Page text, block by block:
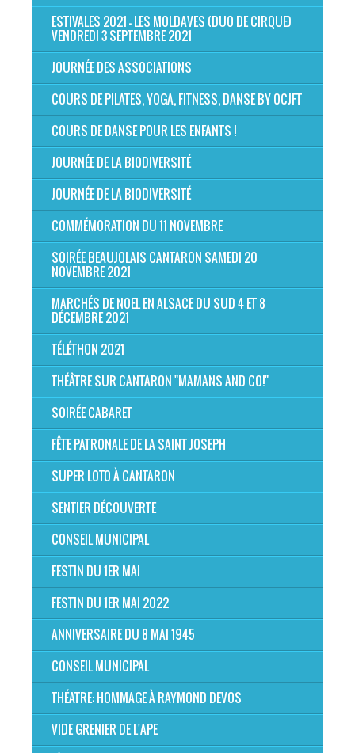
ESTIVALES 2021 - LES MOLDAVES (DUO DE CIRQUE)
VENDREDI 3 SEPTEMBRE 2021
JOURNÉE DES ASSOCIATIONS
COURS DE PILATES, YOGA, FITNESS, DANSE BY OCJFT
COURS DE DANSE POUR LES ENFANTS !
JOURNÉE DE LA BIODIVERSITÉ
JOURNÉE DE LA BIODIVERSITÉ
COMMÉMORATION DU 11 NOVEMBRE
SOIRÉE BEAUJOLAIS CANTARON SAMEDI 20
NOVEMBRE 2021
MARCHÉS DE NOEL EN ALSACE DU SUD 4 ET 8
DÉCEMBRE 2021
TÉLÉTHON 2021
THÉÂTRE SUR CANTARON "MAMANS AND CO!"
SOIRÉE CABARET
FÊTE PATRONALE DE LA SAINT JOSEPH
SUPER LOTO À CANTARON
SENTIER DÉCOUVERTE
CONSEIL MUNICIPAL
FESTIN DU 1ER MAI
FESTIN DU 1ER MAI 2022
ANNIVERSAIRE DU 8 MAI 1945
CONSEIL MUNICIPAL
THÉATRE: HOMMAGE À RAYMOND DEVOS
VIDE GRENIER DE L'APE